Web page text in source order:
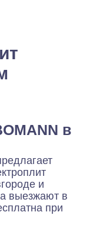
в
и
выезжают в
при